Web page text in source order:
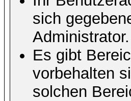
sich
Administrator.
Es gibt
vorbehalten
solchen